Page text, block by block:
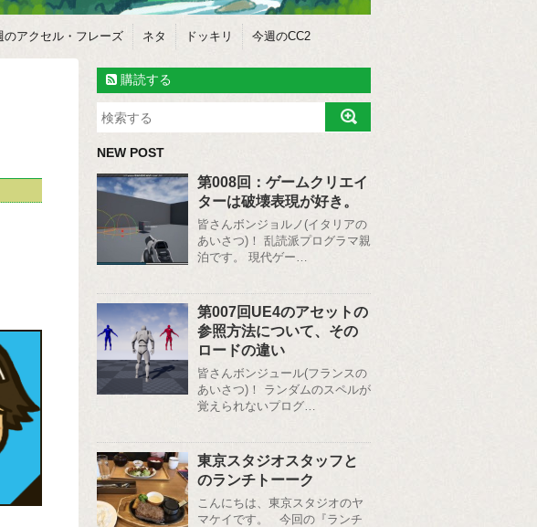
のアクセル・フレーズ ネタ ドッキリ 今週のCC2
購読する
NEW POST
第008回：ゲームクリエイ
ターは破壊表現が好き。
皆さんボンジョルノ(イタリアの
あいさつ)！ 乱読派プログラマ親
泊です。 現代ゲー…
第007回UE4のアセットの
参照方法について、その
ロードの違い
皆さんボンジュール(フランスの
あいさつ)！ ランダムのスペルが
覚えられないプログ…
東京スタジオスタッフと
のランチトーーク
こんにちは、東京スタジオのヤ
マケイです。 今回の『ランチ